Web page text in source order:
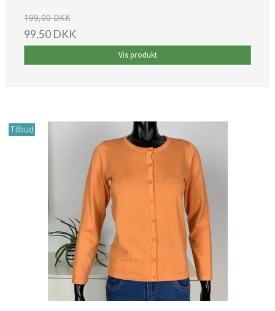
199,00 DKK
99,50 DKK
Vis produkt
Tilbud